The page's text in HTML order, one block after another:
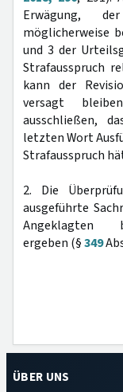
Erwägung,
möglicherweise
und 3 der
Strafausspruch
kann der
versagt
ausschließen,
letzten Wort
Strafausspruch
2. Die
ausgeführte
Angeklagten
ergeben (§349
ÜBER UNS